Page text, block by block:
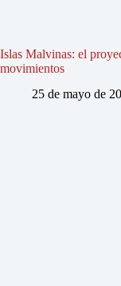
Islas Malvinas: el
movimientos
25 de mayo de